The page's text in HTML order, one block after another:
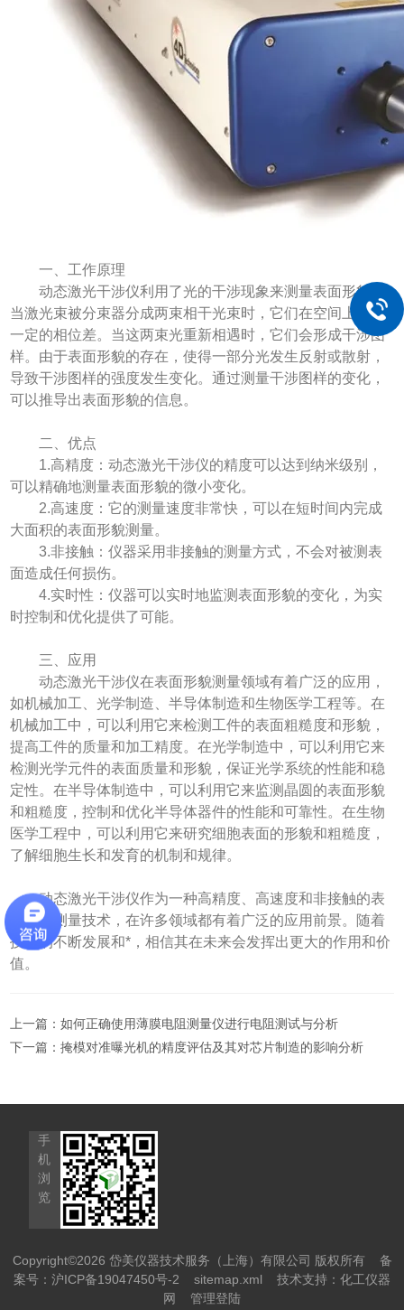
一、工作原理
动态激光干涉仪利用了光的干涉现象来测量表面形貌。
当激光束被分束器分成两束相干光束时，它们在空间上存在
一定的相位差。当这两束光重新相遇时，它们会形成干涉图
样。由于表面形貌的存在，使得一部分光发生反射或散射，
导致干涉图样的强度发生变化。通过测量干涉图样的变化，
可以推导出表面形貌的信息。
二、优点
1.高精度：动态激光干涉仪的精度可以达到纳米级别，
可以精确地测量表面形貌的微小变化。
2.高速度：它的测量速度非常快，可以在短时间内完成
大面积的表面形貌测量。
3.非接触：仪器采用非接触的测量方式，不会对被测表
面造成任何损伤。
4.实时性：仪器可以实时地监测表面形貌的变化，为实
时控制和优化提供了可能。
三、应用
动态激光干涉仪在表面形貌测量领域有着广泛的应用，
如机械加工、光学制造、半导体制造和生物医学工程等。在
机械加工中，可以利用它来检测工件的表面粗糙度和形貌，
提高工件的质量和加工精度。在光学制造中，可以利用它来
检测光学元件的表面质量和形貌，保证光学系统的性能和稳
定性。在半导体制造中，可以利用它来监测晶圆的表面形貌
和粗糙度，控制和优化半导体器件的性能和可靠性。在生物
医学工程中，可以利用它来研究细胞表面的形貌和粗糙度，
了解细胞生长和发育的机制和规律。
动态激光干涉仪作为一种高精度、高速度和非接触的表
面形貌测量技术，在许多领域都有着广泛的应用前景。随着
技术的不断发展和*，相信其在未来会发挥出更大的作用和价
值。
上一篇：如何正确使用薄膜电阻测量仪进行电阻测试与分析
下一篇：掩模对准曝光机的精度评估及其对芯片制造的影响分析
手
机
浏
览
Copyright©2026 岱美仪器技术服务（上海）有限公司 版权所有 备
案号：沪ICP备19047450号-2
sitemap.xml 技术支持： 化工仪器
网
管理登陆